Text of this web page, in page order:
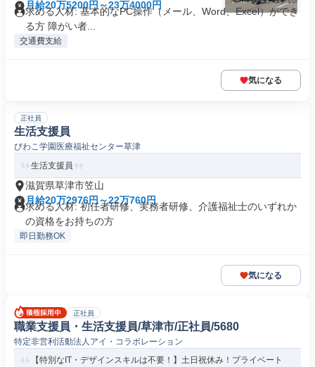
月給20万5200円～23万4000円
求める人材: 基本的なPC操作（メール、Word、Excel）ができ
る方 障がい者...
交通費支給
気になる
正社員
生活支援員
びわこ学園医療福祉センター草津
生活支援員
滋賀県草津市笠山
月給20万2976円～22万760円
求める人材: 初任者研修、実務者研修、介護福祉士のいずれか
の資格をお持ちの方
即日勤務OK
気になる
正社員
職業支援員・生活支援員/草津市/正社員/5680
特定非営利活動法人アイ・コラボレーション
【特別なIT・デザインスキルは不要！】土日祝休み！プライベート